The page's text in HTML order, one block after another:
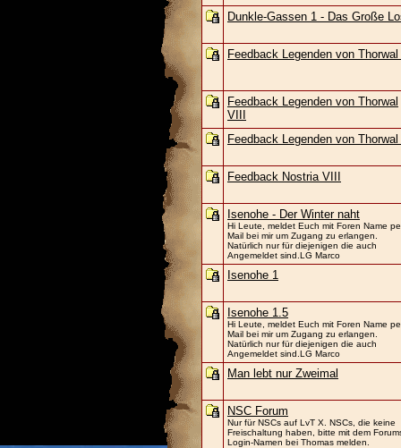
Dunkle-Gassen 1 - Das Große
Feedback Legenden von
Feedback Legenden von Thorwal
VIII
Feedback Legenden von
Feedback Nostria VIII
Isenohe - Der Winter naht
Hi Leute, meldet Euch mit Foren Name
Mail bei mir um Zugang zu erlangen.
Natürlich nur für diejenigen die auch
Angemeldet sind.LG Marco
Isenohe 1
Isenohe 1.5
Hi Leute, meldet Euch mit Foren Name
Mail bei mir um Zugang zu erlangen.
Natürlich nur für diejenigen die auch
Angemeldet sind.LG Marco
Man lebt nur Zweimal
NSC Forum
Nur für NSCs auf LvT X. NSCs, die keine
Freischaltung haben, bitte mit dem
Login-Namen bei Thomas melden.